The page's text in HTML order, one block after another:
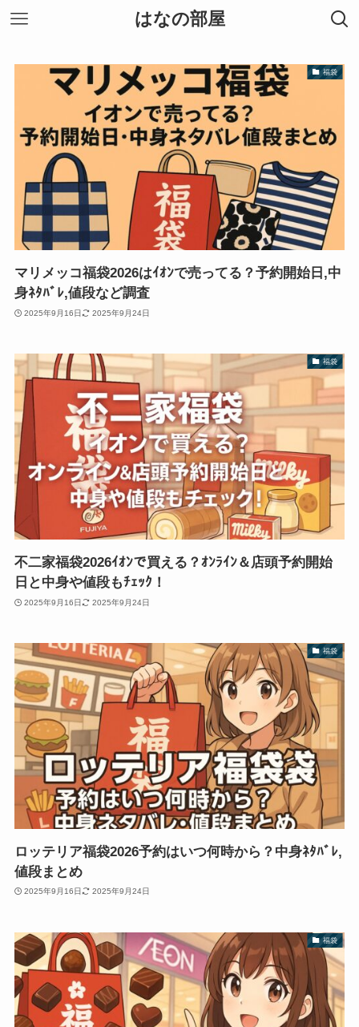
はなの部屋
福袋
マリメッコ福袋2026はｲｵﾝで売ってる？予約開始日,中
身ﾈﾀﾊﾞﾚ,値段など調査
2025年9月16日 2025年9月24日
福袋
不二家福袋2026ｲｵﾝで買える？ｵﾝﾗｲﾝ＆店頭予約開始
日と中身や値段もﾁｪｯｸ！
2025年9月16日 2025年9月24日
福袋
ロッテリア福袋2026予約はいつ何時から？中身ﾈﾀﾊﾞﾚ,
値段まとめ
2025年9月16日 2025年9月24日
福袋